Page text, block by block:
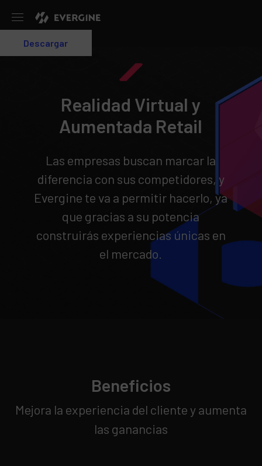
Login
Descargar
Realidad Virtual y
Aumentada Retail
Las empresas buscan marcar la
diferencia con sus competidores, y
Evergine te va a permitir hacerlo, ya
que gracias a su potencia
construirás experiencias únicas en
el mercado.
Beneficios
Mejora la experiencia del cliente y aumenta
las ganancias